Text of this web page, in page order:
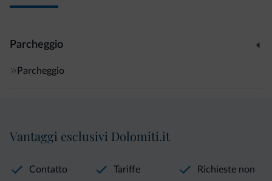
Parcheggio
Parcheggio
Vantaggi esclusivi Dolomiti.it
Contatto
Tariffe
Richieste non